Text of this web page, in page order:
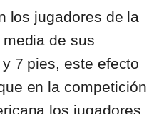
los jugadores de la
de sus
7 pies, este efecto
en la competición
los jugadores